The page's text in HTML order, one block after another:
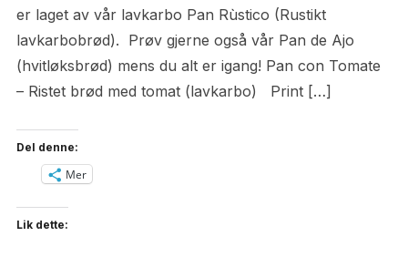
er laget av vår lavkarbo Pan Rùstico (Rustikt
lavkarbobrød). Prøv gjerne også vår Pan de Ajo
(hvitløksbrød) mens du alt er igang! Pan con Tomate
– Ristet brød med tomat (lavkarbo) Print […]
Del denne:
Mer
Lik dette: